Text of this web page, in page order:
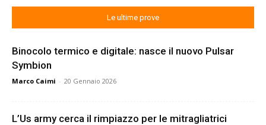
Le ultime prove
Binocolo termico e digitale: nasce il nuovo Pulsar
Symbion
Marco Caimi - 20 Gennaio 2026
L’Us army cerca il rimpiazzo per le mitragliatrici